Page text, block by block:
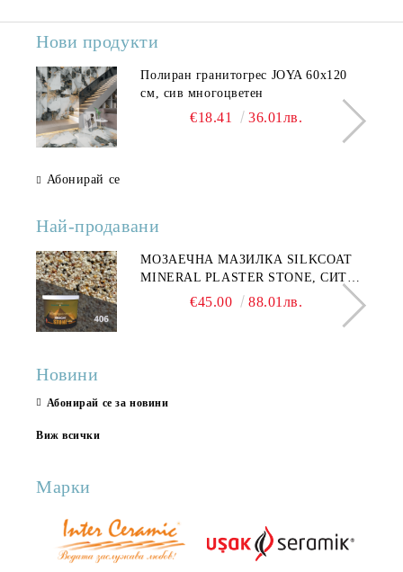
Нови продукти
Полиран гранитогрес JOYA 60x120
см, сив многоцветен
€18.41 36.01лв.
Абонирай се
Най-продавани
МОЗАЕЧНА МАЗИЛКА SILKCOAT
MINERAL PLASTER STONE, СИТЕН
КАМЪК 406 25КГ
€45.00 88.01лв.
Новини
Абонирай се за новини
Виж всички
Марки